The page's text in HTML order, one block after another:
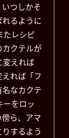
つしかそ
るように
たレシピ
クテルが
変えれば
えれば「フ
なカクテ
ーをロッ
ら、アマ
するよう